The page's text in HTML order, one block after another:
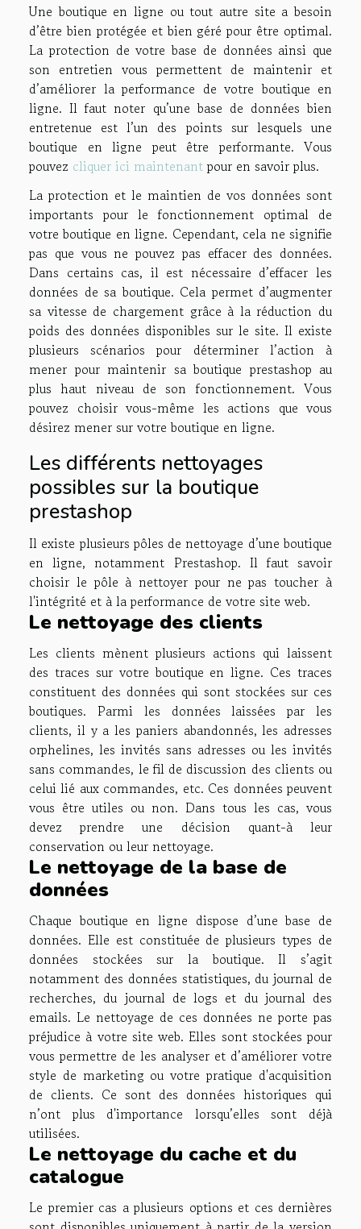
Une boutique en ligne ou tout autre site a besoin
d’être bien protégée et bien géré pour être optimal.
La protection de votre base de données ainsi que
son entretien vous permettent de maintenir et
d’améliorer la performance de votre boutique en
ligne. Il faut noter qu’une base de données bien
entretenue est l’un des points sur lesquels une
boutique en ligne peut être performante. Vous
pouvez cliquer ici maintenant pour en savoir plus.
La protection et le maintien de vos données sont
importants pour le fonctionnement optimal de
votre boutique en ligne. Cependant, cela ne signifie
pas que vous ne pouvez pas effacer des données.
Dans certains cas, il est nécessaire d’effacer les
données de sa boutique. Cela permet d’augmenter
sa vitesse de chargement grâce à la réduction du
poids des données disponibles sur le site. Il existe
plusieurs scénarios pour déterminer l’action à
mener pour maintenir sa boutique prestashop au
plus haut niveau de son fonctionnement. Vous
pouvez choisir vous-même les actions que vous
désirez mener sur votre boutique en ligne.
Les différents nettoyages
possibles sur la boutique
prestashop
Il existe plusieurs pôles de nettoyage d’une boutique
en ligne, notamment Prestashop. Il faut savoir
choisir le pôle à nettoyer pour ne pas toucher à
l'intégrité et à la performance de votre site web.
Le nettoyage des clients
Les clients mènent plusieurs actions qui laissent
des traces sur votre boutique en ligne. Ces traces
constituent des données qui sont stockées sur ces
boutiques. Parmi les données laissées par les
clients, il y a les paniers abandonnés, les adresses
orphelines, les invités sans adresses ou les invités
sans commandes, le fil de discussion des clients ou
celui lié aux commandes, etc. Ces données peuvent
vous être utiles ou non. Dans tous les cas, vous
devez prendre une décision quant-à leur
conservation ou leur nettoyage.
Le nettoyage de la base de
données
Chaque boutique en ligne dispose d’une base de
données. Elle est constituée de plusieurs types de
données stockées sur la boutique. Il s’agit
notamment des données statistiques, du journal de
recherches, du journal de logs et du journal des
emails. Le nettoyage de ces données ne porte pas
préjudice à votre site web. Elles sont stockées pour
vous permettre de les analyser et d’améliorer votre
style de marketing ou votre pratique d'acquisition
de clients. Ce sont des données historiques qui
n’ont plus d'importance lorsqu’elles sont déjà
utilisées.
Le nettoyage du cache et du
catalogue
Le premier cas a plusieurs options et ces dernières